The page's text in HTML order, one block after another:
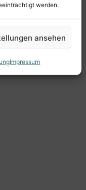
werden.
ansehen
Impressum